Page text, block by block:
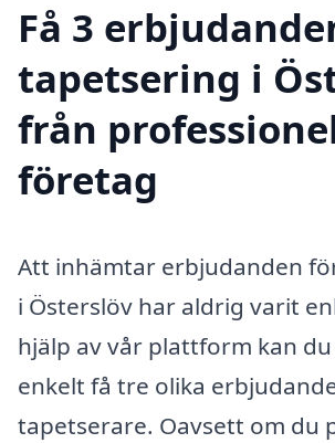
Få 3
tapetsering i
från
företag
Att inhämtar erbjudanden
i Österslöv har aldrig varit
hjälp av vår plattform kan
enkelt få tre olika
tapetserare. Oavsett om du